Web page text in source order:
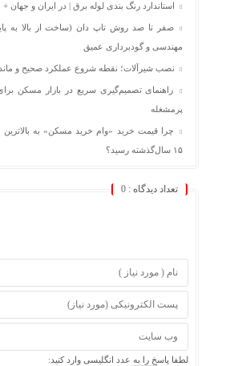
استاندارد رنگ بندی لوله برق | در ایران و جهان
صفر تا صد روش تاپ دان (ساخت از بالا به
مهندسی و گودبرداری عمیق
نصب شیرآلات؛ نقطه شروع عملکرد صحیح و
راهنمای تصمیم‌گیری سریع در بازار مسکن
پرمشغله
چرا قیمت خرید «وام خرید مسکن» به بالاترین
۱۵ سال‌گذشته رسید؟
تعداد دیدگاه : 0
لطفا پاسخ را به عدد انگلیسی وارد کنید: